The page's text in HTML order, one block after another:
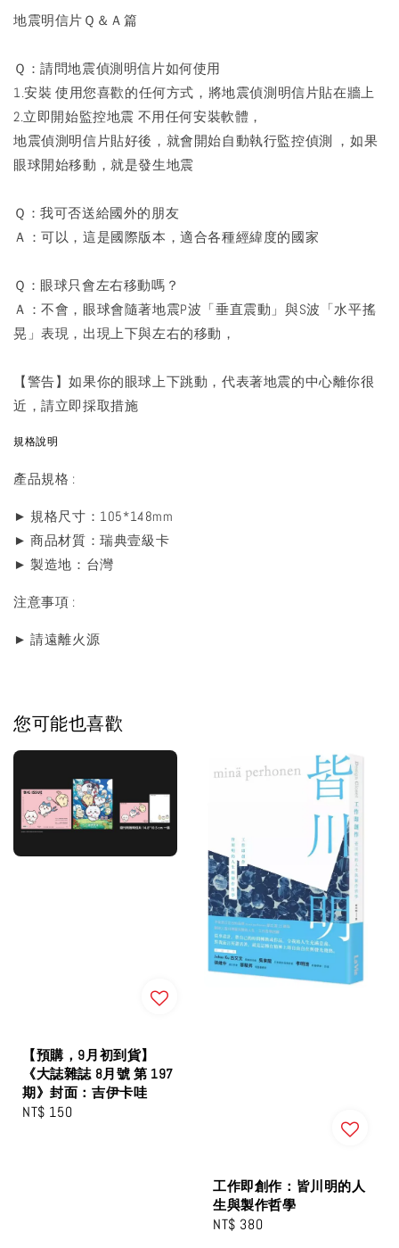
​地震明信片Ｑ＆Ａ篇
Ｑ：請問地震偵測明信片如何使用
1.安裝 使用您喜歡的任何方式，將地震偵測明信片貼在牆上
2.立即開始監控地震 不用任何安裝軟體，
地震偵測明信片貼好後，就會開始自動執行監控偵測 ，如果
眼球開始移動，就是發生地震
Ｑ：我可否送給國外的朋友
Ａ：可以，這是國際版本，適合各種經緯度的國家
Ｑ：眼球只會左右移動嗎？
Ａ：不會，眼球會隨著地震P波「垂直震動」與S波「水平搖
晃」表現，出現上下與左右的移動，
【警告】如果你的眼球上下跳動，代表著地震的中心離你很
近，請立即採取措施
規格說明
產品規格 :
► 規格尺寸：105*148mm
► 商品材質：瑞典壹級卡
► 製造地：台灣
注意事項 :
► 請遠離火源
您可能也喜歡
【預購，9月初到貨】
《大誌雜誌 8月號 第 197
期》封面：吉伊卡哇
Regular
NT$ 150
工作即創作：皆川明的人
生與製作哲學
Regular
NT$ 380